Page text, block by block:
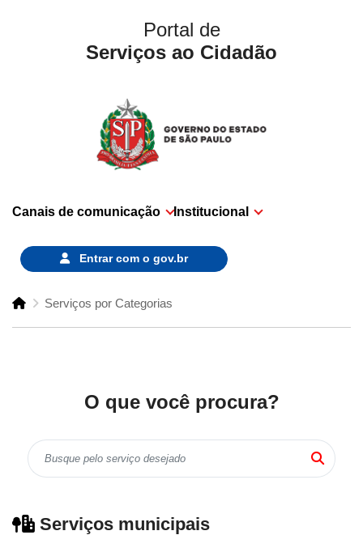
Portal de
Serviços ao Cidadão
Canais de comunicação Institucional
Entrar com o gov.br
Serviços por Categorias
O que você procura?
Serviços municipais